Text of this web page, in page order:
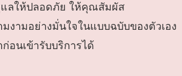
ลให้ปลอดภัย ให้คุณสัมผัส
งามอย่างมั่นใจในแบบฉบับของตัวเอง
อนเข้ารับบริการได้